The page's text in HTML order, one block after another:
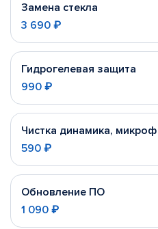
Замена стекла
3 690 ₽
Гидрогелевая защита
990 ₽
Чистка динамика,
590 ₽
Обновление ПО
1 090 ₽